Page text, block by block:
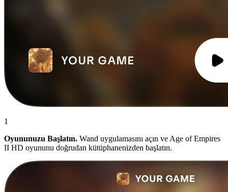
1
Oyununuzu Başlatın. Wand uygulamasını açın ve Age of Empires
II HD oyununu doğrudan kütüphanenizden başlatın.